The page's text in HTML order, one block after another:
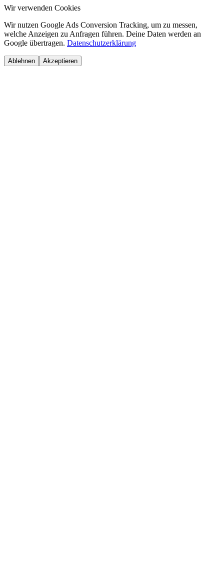
Wir verwenden Cookies
Wir nutzen Google Ads Conversion Tracking, um zu messen,
welche Anzeigen zu Anfragen führen. Deine Daten werden an
Google übertragen. Datenschutzerklärung
Ablehnen Akzeptieren